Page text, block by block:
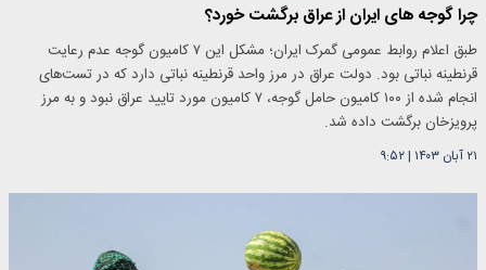
چرا گوجه های ایران از عراق برگشت خورد؟
طبق اعلام روابط عمومی گمرک ایران؛ مشکل این ۷ کامیون گوجه عدم رعایت
قرنطینه نباتی بود. دولت عراق در مرز واحد قرنطینه نباتی دارد که در تست‌های
انجام شده از ۱۰۰ کامیون حامل گوجه، ۷ کامیون مورد تایید عراق نبود و به مرز
پرویزخان برگشت داده شد.
۲۱ آبان ۱۴۰۳ |۹:۵۲